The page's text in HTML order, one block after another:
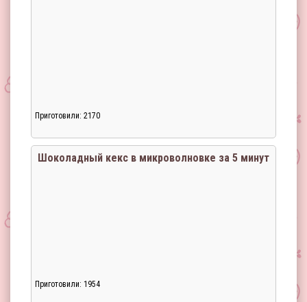
Приготовили: 2170
Шоколадный кекс в микроволновке за 5 минут
Приготовили: 1954